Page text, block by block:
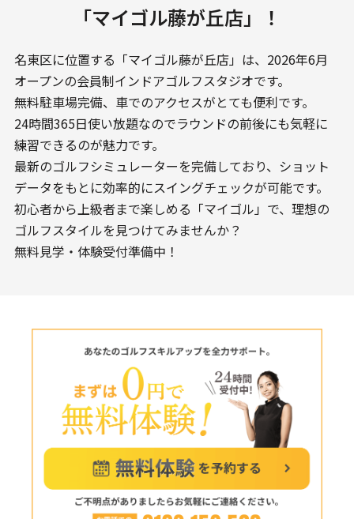
「マイゴル藤が丘店」！
名東区に位置する「マイゴル藤が丘店」は、2026年6月
オープンの会員制インドアゴルフスタジオです。
無料駐車場完備、車でのアクセスがとても便利です。
24時間365日使い放題なのでラウンドの前後にも気軽に
練習できるのが魅力です。
最新のゴルフシミュレーターを完備しており、ショット
データをもとに効率的にスイングチェックが可能です。
初心者から上級者まで楽しめる「マイゴル」で、理想の
ゴルフスタイルを見つけてみませんか？
無料見学・体験受付準備中！